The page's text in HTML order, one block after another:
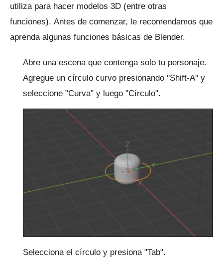
utiliza para hacer modelos 3D (entre otras
funciones). Antes de comenzar, le recomendamos que
aprenda algunas funciones básicas de Blender.
Abre una escena que contenga solo tu personaje.
Agregue un círculo curvo presionando ''Shift-A'' y
seleccione "Curva" y luego "Círculo".
Selecciona el círculo y presiona "Tab".